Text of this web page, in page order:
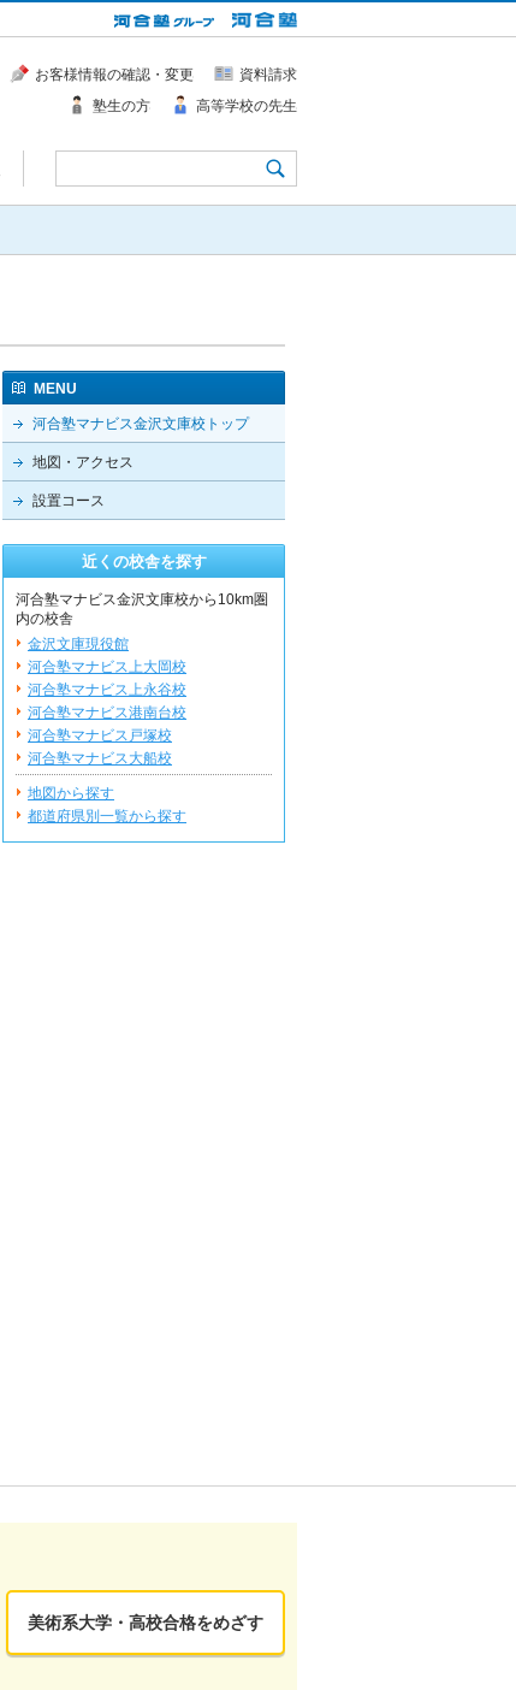
お客様情報の確認・変更
資料請求
塾生の方
高等学校の先生
MENU
河合塾マナビス金沢文庫校トップ
地図・アクセス
設置コース
近くの校舎を探す
河合塾マナビス金沢文庫校から10km圏
内の校舎
金沢文庫現役館
河合塾マナビス上大岡校
河合塾マナビス上永谷校
河合塾マナビス港南台校
河合塾マナビス戸塚校
河合塾マナビス大船校
地図から探す
都道府県別一覧から探す
美術系大学・高校合格をめざす